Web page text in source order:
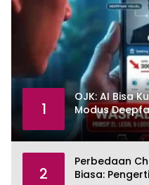
1
OJK: AI Bisa
Modus
2
Perbedaan
Biasa: